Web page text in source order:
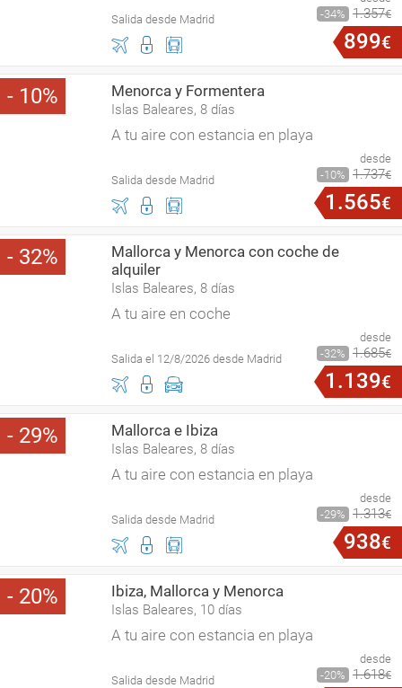
Salida desde Madrid
34
1.357€
899€
10 Menorca y Formentera
Islas Baleares, 8 días
A tu aire con estancia en playa
Salida desde Madrid
desde
10
1.737€
1 .565€
32
Mallorca y Menorca con coche de
alquiler
Islas Baleares, 8 días
A tu aire en coche
Salida el 12/8/2026 desde Madrid
desde
32
1.685€
1 .139€
29 Mallorca e Ibiza
Islas Baleares, 8 días
A tu aire con estancia en playa
Salida desde Madrid
desde
29
1.313€
938€
20 Ibiza, Mallorca y Menorca
Islas Baleares, 10 días
A tu aire con estancia en playa
Salida desde Madrid
desde
20
1.618€